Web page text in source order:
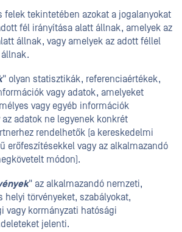
felek tekintetében azokat a jogalanyokat
fél irányítása alatt állnak, amelyek az
állnak, vagy amelyek az adott féllel
" olyan statisztikák, referenciaértékek,
vagy adatok, amelyeket
vagy egyéb információk
adatok ne legyenek konkrét
rendelhetők (a kereskedelmi
erőfeszítésekkel vagy az alkalmazandó
módon).
" az alkalmazandó nemzeti,
helyi törvényeket, szabályokat,
vagy kormányzati hatósági
jelenti.